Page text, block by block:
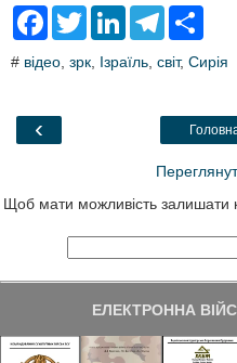
F
e
o
T
t
L
k
T
e
a
r
# відео зрк Ізраїль світ, Сирія
‹
Щоб мати можливість залишати
ЕЛЕКТРОННА